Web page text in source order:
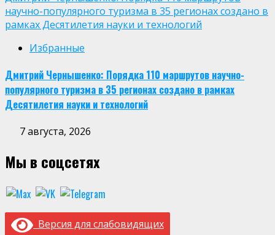
научно-популярного туризма в 35 регионах создано в
рамках Десятилетия науки и технологий
Избранные
Дмитрий Чернышенко: Порядка 110 маршрутов научно-
популярного туризма в 35 регионах создано в рамках
Десятилетия науки и технологий
7 августа, 2026
Мы в соцсетях
Версия для слабовидящих